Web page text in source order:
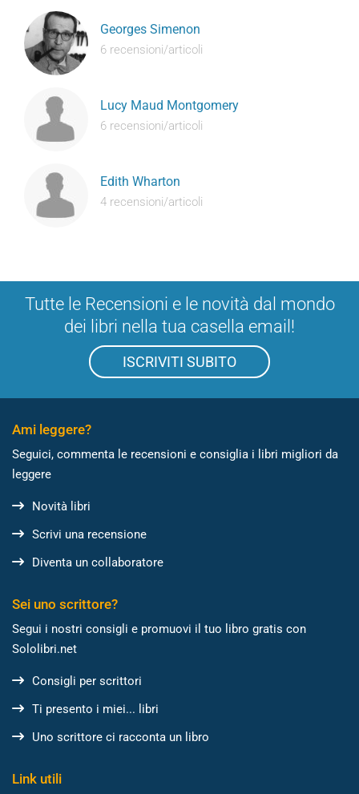
Georges Simenon
6 recensioni/articoli
Lucy Maud Montgomery
6 recensioni/articoli
Edith Wharton
4 recensioni/articoli
Tutte le Recensioni e le novità dal mondo
dei libri nella tua casella email!
ISCRIVITI SUBITO
Ami leggere?
Seguici, commenta le recensioni e consiglia i libri migliori da
leggere
Novità libri
Scrivi una recensione
Diventa un collaboratore
Sei uno scrittore?
Segui i nostri consigli e promuovi il tuo libro gratis con
Sololibri.net
Consigli per scrittori
Ti presento i miei... libri
Uno scrittore ci racconta un libro
Link utili